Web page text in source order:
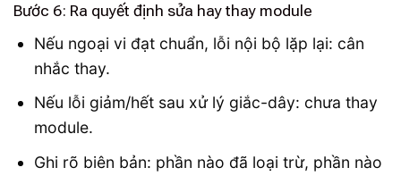
Bước 6: Ra quyết định sửa hay thay module
Nếu ngoại vi đạt chuẩn, lỗi nội bộ lặp lại: cân
nhắc thay.
Nếu lỗi giảm/hết sau xử lý giắc-dây: chưa thay
module.
Ghi rõ biên bản: phần nào đã loại trừ, phần nào